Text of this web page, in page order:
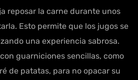
reposar la carne durante unos
Esto permite que los jugos se
una experiencia sabrosa.
guarniciones sencillas, como
de patatas, para no opacar su